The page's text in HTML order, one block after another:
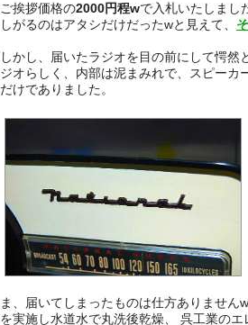
ご挨拶価格の2000円程wで入札いたしまし
しがるのはアタシだけだったwと見えて、
しかし、届いたラジオを目の前にして愕
ジオらしく、内部は泥まみれで、スピーカ
だけでありました。
ま、届いてしまったものは仕方ありませ
を実施し水道水で丸洗後乾燥、 呉工業の